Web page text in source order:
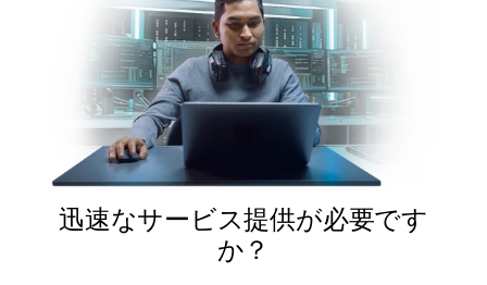
迅速なサービス提供が必要です
か？